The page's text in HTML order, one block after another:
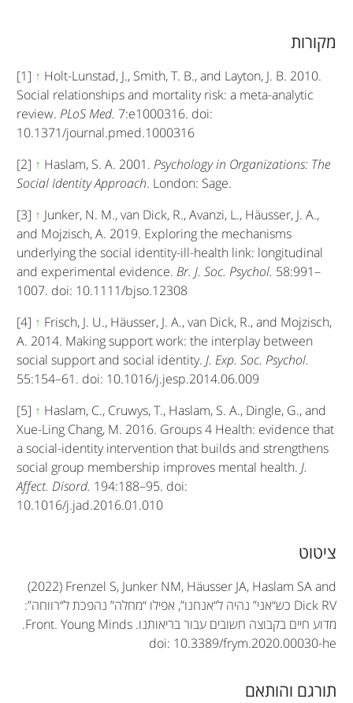
מקורות
[1] ↑ Holt-Lunstad, J., Smith, T. B., and Layton, J. B. 2010.
Social relationships and mortality risk: a meta-analytic
review.PLoS Med. 7:e1000316. doi:
10.1371/journal.pmed.1000316
[2] ↑ Haslam, S. A. 2001.Psychology in Organizations: The
Social Identity Approach. London: Sage.
[3] ↑ Junker, N. M., van Dick, R., Avanzi, L., Häusser, J. A.,
and Mojzisch, A. 2019. Exploring the mechanisms
underlying the social identity-ill-health link: longitudinal
and experimental evidence.Br. J. Soc. Psychol. 58:991–
1007. doi: 10.1111/bjso.12308
[4] ↑ Frisch, J. U., Häusser, J. A., van Dick, R., and Mojzisch,
A. 2014. Making support work: the interplay between
social support and social identity.J. Exp. Soc. Psychol.
55:154–61. doi: 10.1016/j.jesp.2014.06.009
[5] ↑ Haslam, C., Cruwys, T., Haslam, S. A., Dingle, G., and
Xue-Ling Chang, M. 2016. Groups 4 Health: evidence that
a social-identity intervention that builds and strengthens
social group membership improves mental health.J.
Affect. Disord. 194:188–95. doi:
10.1016/j.jad.2016.01.010
A
r
t
i
l
ציטוט
(2022) Frenzel S, Junker NM, Häusser JA, Haslam SA and
Dick RV כש“אני” נהיה ל“אנחנו”, אפילו “מחלה” נהפכת ל“רווחה”:
מדוע חיים בקבוצה חשובים עבור בריאותנו. Front. Young Minds
.
doi: 10.3389/frym.2020.00030-he
תורגם והותאם